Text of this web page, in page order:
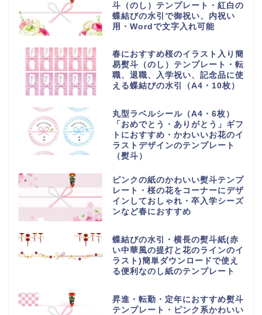
斗（のし）テンプレート・紅白の
蝶結びの水引で御祝い、内祝い
用・Wordで文字入れ可能
春におすすめ桜のイラスト入り簡
易熨斗（のし）テンプレート・転
職、退職、入学祝い、記念品に使
える蝶結びの水引（A4・10枚）
丸型ラベルシール（A4・6枚）
「おめでとう・ありがとう」ギフ
トにおすすめ・かわいいお花のイ
ラストデザインのテンプレート
（熨斗）
ピンクの紙のかわいい熨斗テンプ
レート・桜の花をコーナーにデザ
インしておしゃれ・卒入学シーズ
ンなど春におすすめ
蝶結びの水引・横長の熨斗紙(赤
い中華風の提灯と花のラインのイ
ラスト)簡単ダウンロードで使え
る便利なのし紙のテンプレート
昇進・転勤・定年におすすめ熨斗
テンプレート・ピンク系かわいい